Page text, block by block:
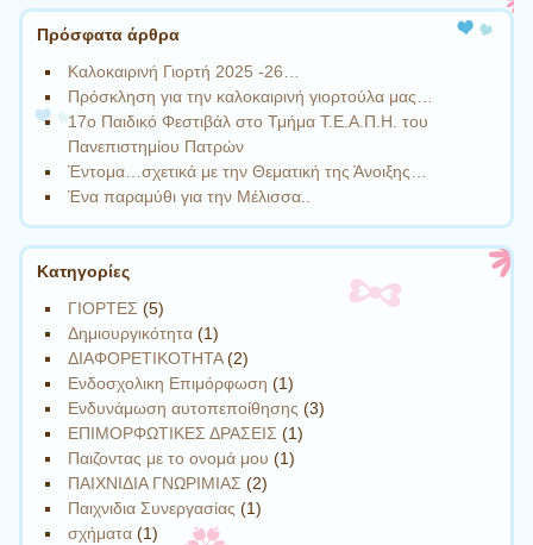
Πρόσφατα άρθρα
Καλοκαιρινή Γιορτή 2025 -26…
Πρόσκληση για την καλοκαιρινή γιορτούλα μας…
17ο Παιδικό Φεστιβάλ στο Τμήμα Τ.Ε.Α.Π.Η. του
Πανεπιστημίου Πατρών
Έντομα…σχετικά με την Θεματική της Άνοιξης…
Ένα παραμύθι για την Μέλισσα..
Kατηγορίες
ΓΙΟΡΤΕΣ (5)
Δημιουργικότητα (1)
ΔΙΑΦΟΡΕΤΙΚΟΤΗΤΑ(2)
Ενδοσχολικη Επιμόρφωση (1)
Ενδυνάμωση αυτοπεποίθησης (3)
ΕΠΙΜΟΡΦΩΤΙΚΕΣ ΔΡΑΣΕΙΣ (1)
Παιζοντας με το ονομά μου (1)
ΠΑΙΧΝΙΔΙΑ ΓΝΩΡΙΜΙΑΣ (2)
Παιχνιδια Συνεργασίας (1)
σχήματα (1)